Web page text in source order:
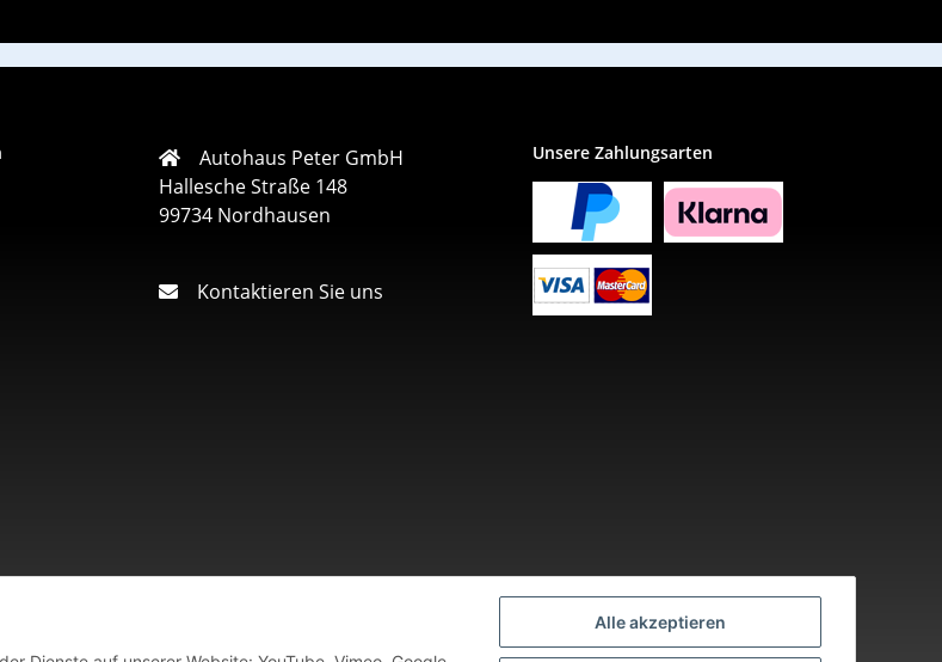
Alle akzeptieren
Autohaus Peter GmbH
Hallesche Straße 148
99734 Nordhausen
Kontaktieren Sie uns
Unsere Zahlungsarten